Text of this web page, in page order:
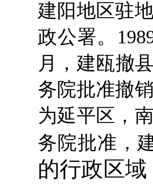
建阳地区驻
政公署。
月，建瓯撤
务院批准撤
为延平区，
务院批准，
的行政区